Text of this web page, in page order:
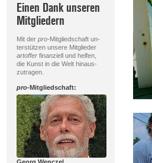
Einen Dank unseren
Mitgliedern
Mit der pro-Mitgliedschaft un-
terstützen unsere Mitglieder
artofferfinanziell und helfen,
die Kunst in die Welt hinaus-
zutragen.
pro-Mitgliedschaft: